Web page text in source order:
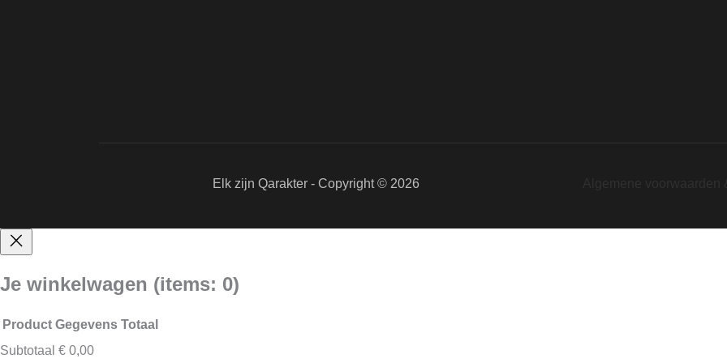
Elk zijn Qarakter - Copyright © 2026
Je winkelwagen (items: 0)
Product Gegevens Totaal
Subtotaal € 0,00